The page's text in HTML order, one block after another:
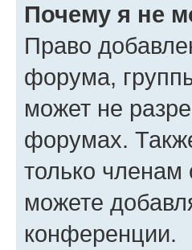
Почему я не
Право
форума,
может не
форумах.
только
можете
конференции.